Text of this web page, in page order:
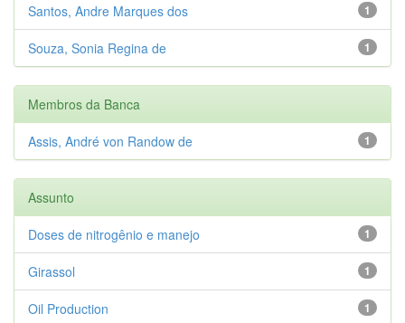
1
Santos, Andre Marques dos
1
Souza, Sonia Regina de
Membros da Banca
1
Assis, André von Randow de
Assunto
1
Doses de nitrogênio e manejo
1
Girassol
1
Oil Production